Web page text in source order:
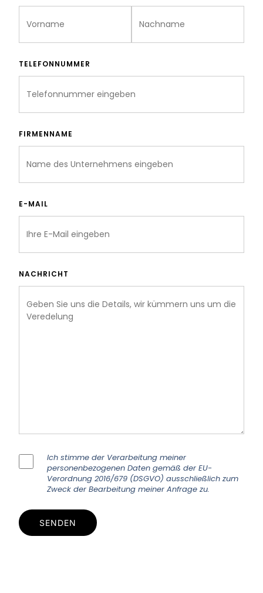
TELEFONNUMMER
FIRMENNAME
E-MAIL
NACHRICHT
Ich stimme der Verarbeitung meiner
personenbezogenen Daten gemäß der EU-
Verordnung 2016/679 (DSGVO) ausschließlich zum
Zweck der Bearbeitung meiner Anfrage zu.